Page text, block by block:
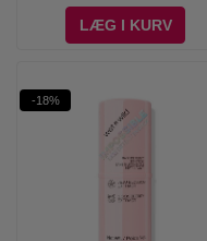
LÆG I KURV
-18%